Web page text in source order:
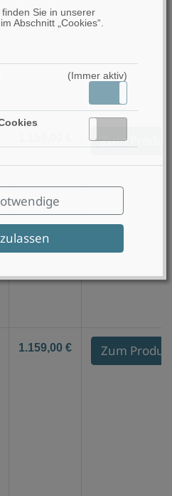
Sie in unserer
im Abschnitt „Cookies“.
(Immer aktiv)
Zum
1.159,00 € Zum